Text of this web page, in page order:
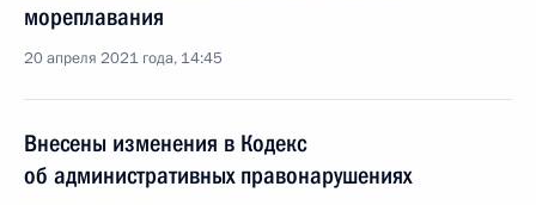
мореплавания
20 апреля 2021 года, 14:45
Внесены изменения в Кодекс
об административных правонарушениях